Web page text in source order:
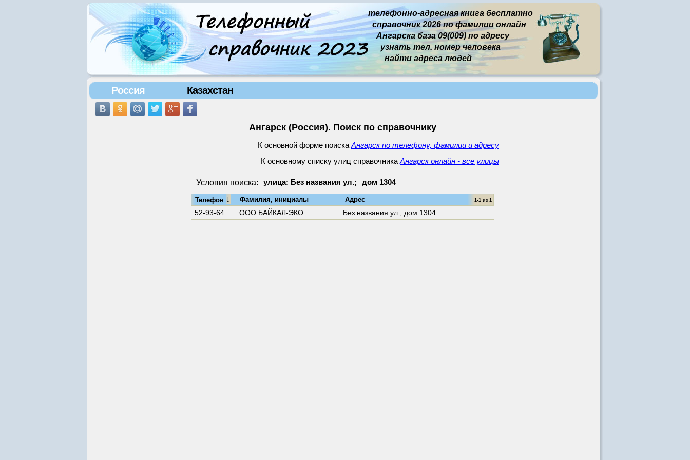
телефонно-адресная книга бесплатно
справочник 2026 по фамилии онлайн
Ангарска база 09(009) по адресу
узнать тел. номер человека
найти адреса людей
Россия Казахстан
Ангарск (Россия). Поиск по справочнику
К основной форме поиска Ангарск по телефону, фамилии и адресу
К основному списку улиц справочника Ангарск онлайн - все улицы
Условия поиска: улица: Без названия ул.; дом 1304
Телефон ↓ Фамилия, инициалы Адрес 1-1 из 1
52-93-64 ООО БАЙКАЛ-ЭКО Без названия ул., дом 1304